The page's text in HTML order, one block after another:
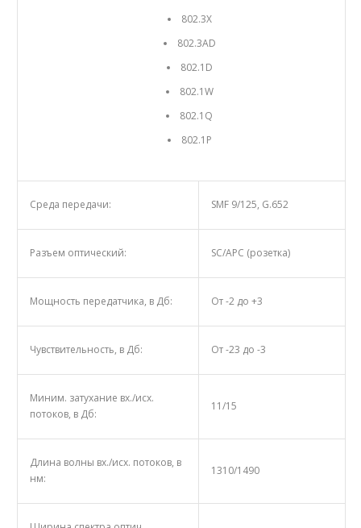
802.3X
802.3AD
802.1D
802.1W
802.1Q
802.1P
Среда передачи: SMF 9/125, G.652
Разъем оптический: SС/АРС (розетка)
Мощность передатчика, в Дб: От -2 до +3
Чувствительность, в Дб: От -23 до -3
Миним. затухание вх./исх.
потоков, в Дб:
11/15
Длина волны вх./исх. потоков, в
нм:
1310/1490